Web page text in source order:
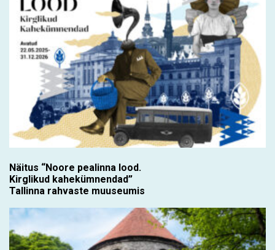
Näitus “Noore pealinna lood.
Kirglikud kahekümnendad”
Tallinna rahvaste muuseumis